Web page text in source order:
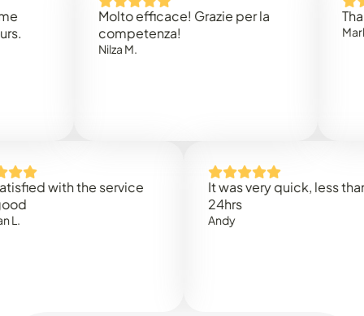
Molto efficace! Grazie per la
competenza!
Thank
with the service
It was very quick, less than